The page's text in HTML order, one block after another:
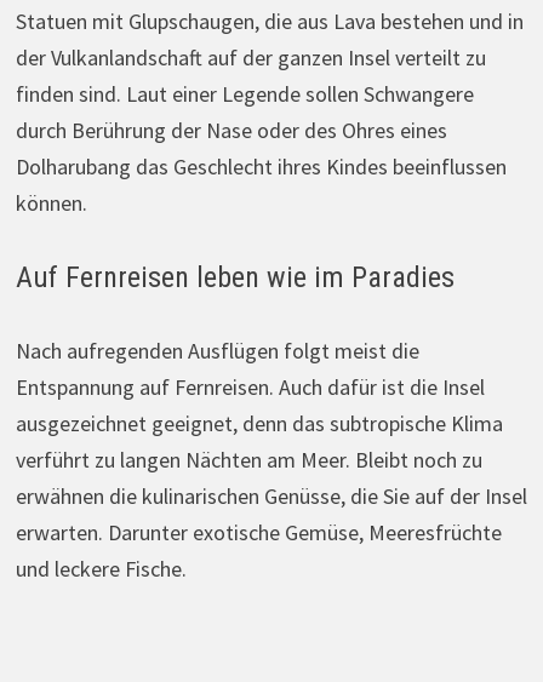
Statuen mit Glupschaugen, die aus Lava bestehen und in
der Vulkanlandschaft auf der ganzen Insel verteilt zu
finden sind. Laut einer Legende sollen Schwangere
durch Berührung der Nase oder des Ohres eines
Dolharubang das Geschlecht ihres Kindes beeinflussen
können.
Auf Fernreisen leben wie im Paradies
Nach aufregenden Ausflügen folgt meist die
Entspannung auf Fernreisen. Auch dafür ist die Insel
ausgezeichnet geeignet, denn das subtropische Klima
verführt zu langen Nächten am Meer. Bleibt noch zu
erwähnen die kulinarischen Genüsse, die Sie auf der Insel
erwarten. Darunter exotische Gemüse, Meeresfrüchte
und leckere Fische.